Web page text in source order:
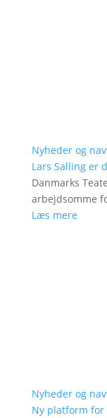
Nyheder og
Lars Salling er
Danmarks
arbejdsomme
Læs mere
Nyheder og
Ny platform